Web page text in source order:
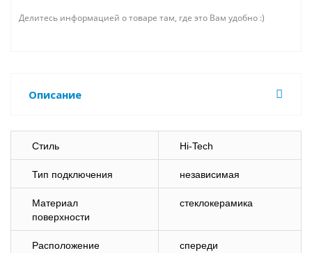
Делитесь информацией о товаре там, где это Вам удобно :)
Описание
Стиль Hi-Tech
Тип подключения независимая
Материал
поверхности
стеклокерамика
Расположение
спереди